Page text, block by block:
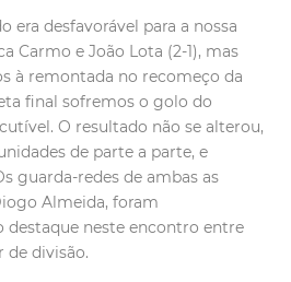
era desfavorável para a nossa
Carmo e João Lota (2-1), mas
à remontada no recomeço da
final sofremos o golo do
O resultado não se alterou,
de parte a parte, e
guarda-redes de ambas as
Almeida, foram
destaque neste encontro entre
de divisão.